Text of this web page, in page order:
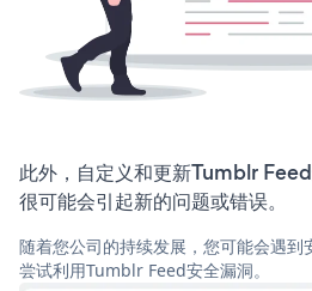
此外，自定义和更新Tumblr
很可能会引起新的问题或错误。
随着您公司的持续发展，您可能会遇到
尝试利用Tumblr Feed安全漏洞。